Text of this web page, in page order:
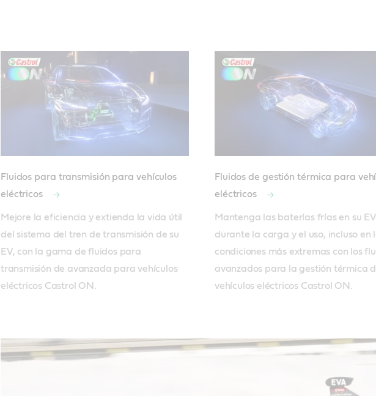
Fluidos para transmisión para vehículos
eléctricos
Mejore la eficiencia y extienda la vida útil
del sistema del tren de transmisión de su
EV, con la gama de fluidos para
transmisión de avanzada para vehículos
eléctricos Castrol ON.
Fluidos de gestión térmica para
eléctricos
Mantenga las baterías frías en su
durante la carga y el uso, incluso en
condiciones más extremas con los
avanzados para la gestión térmica
vehículos eléctricos Castrol ON.